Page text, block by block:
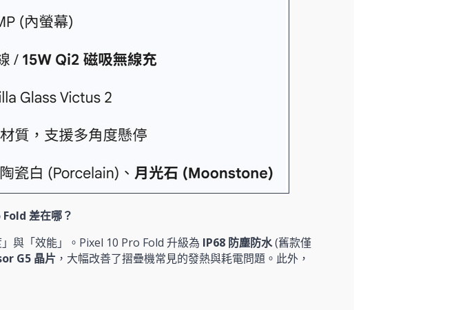
差在哪？
與「效能」。Pixel 10 Pro Fold 升級為 IP68 防塵防水(舊款僅
G5 晶片 ，大幅改善了摺疊機常見的發熱與耗電問題。此外，